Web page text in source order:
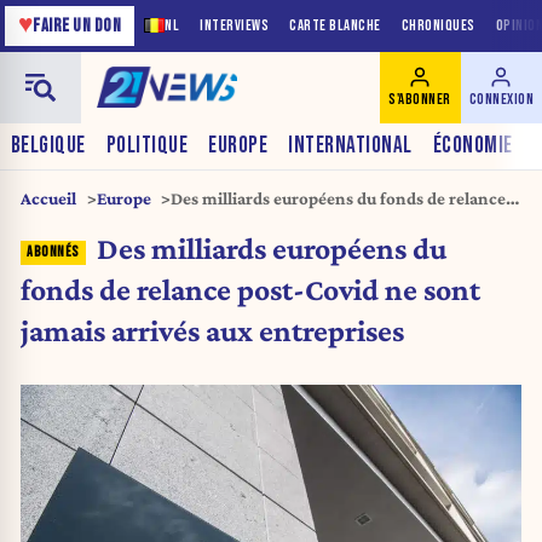
NL INTERVIEWS CARTE BLANCHE CHRONIQUES
♥FAIRE UN DON
BELGIQUE POLITIQUE EUROPE INTERNATIONAL ÉCONOMIE
S'ABONNER CONNEXION
Accueil Europe
Des milliards européens du fonds de relance
entreprises
Des milliards européens du
fonds de relance post-Covid ne sont
jamais arrivés aux entreprises